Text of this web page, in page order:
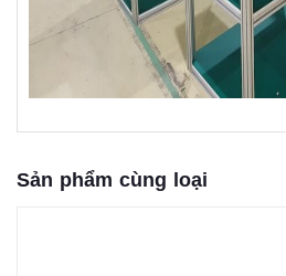
Sản phẩm cùng loại